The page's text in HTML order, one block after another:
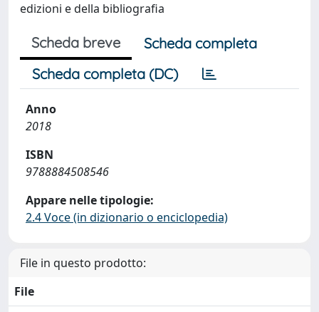
edizioni e della bibliografia
Scheda breve
Scheda completa
Scheda completa (DC)
Anno
2018
ISBN
9788884508546
Appare nelle tipologie:
2.4 Voce (in dizionario o enciclopedia)
File in questo prodotto:
File